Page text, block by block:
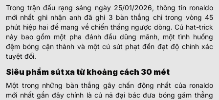
Trong trận đấu rạng sáng ngày 25/01/2026, thông tin ronaldo
mới nhất ghi nhận anh đã ghi 3 bàn thắng chỉ trong vòng 45
phút hiệp hai để mang về chiến thắng ngược dòng. Cú hat-trick
này bao gồm một pha đánh đầu dũng mãnh, một tình huống
đệm bóng cận thành và một cú sút phạt đền đạt độ chính xác
tuyệt đối.
Siêu phẩm sút xa từ khoảng cách 30 mét
Một trong những bàn thắng gây chấn động nhất của ronaldo
mới nhất gần đây chính là cú nã đại bác đưa bóng găm thẳng